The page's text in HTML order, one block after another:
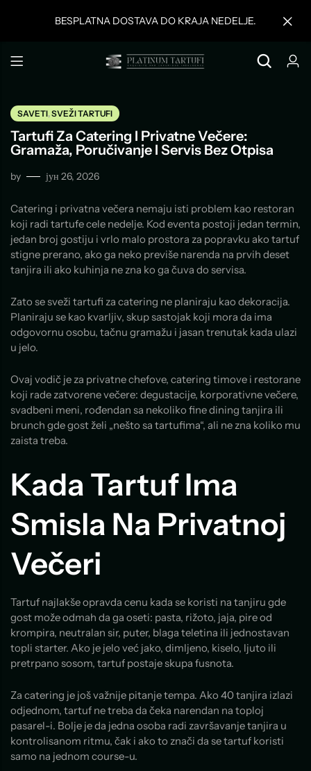
BESPLATNA DOSTAVA DO KRAJA NEDELJE.
SAVETI,SVEŽI TARTUFI
Tartufi Za Catering I Privatne Večere:
Gramaža, Poručivanje I Servis Bez Otpisa
by јун 26, 2026
Catering i privatna večera nemaju isti problem kao restoran
koji radi tartufe cele nedelje. Kod eventa postoji jedan termin,
jedan broj gostiju i vrlo malo prostora za popravku ako tartuf
stigne prerano, ako ga neko previše narenda na prvih deset
tanjira ili ako kuhinja ne zna ko ga čuva do servisa.
Zato se sveži tartufi za catering ne planiraju kao dekoracija.
Planiraju se kao kvarljiv, skup sastojak koji mora da ima
odgovornu osobu, tačnu gramažu i jasan trenutak kada ulazi
u jelo.
Ovaj vodič je za privatne chefove, catering timove i restorane
koji rade zatvorene večere: degustacije, korporativne večere,
svadbeni meni, rođendan sa nekoliko fine dining tanjira ili
brunch gde gost želi „nešto sa tartufima“, ali ne zna koliko mu
zaista treba.
Kada Tartuf Ima
Smisla Na Privatnoj
Večeri
Tartuf najlakše opravda cenu kada se koristi na tanjiru gde
gost može odmah da ga oseti: pasta, rižoto, jaja, pire od
krompira, neutralan sir, puter, blaga teletina ili jednostavan
topli starter. Ako je jelo već jako, dimljeno, kiselo, ljuto ili
pretrpano sosom, tartuf postaje skupa fusnota.
Za catering je još važnije pitanje tempa. Ako 40 tanjira izlazi
odjednom, tartuf ne treba da čeka narendan na toploj
pasarel-i. Bolje je da jedna osoba radi završavanje tanjira u
kontrolisanom ritmu, čak i ako to znači da se tartuf koristi
samo na jednom course-u.